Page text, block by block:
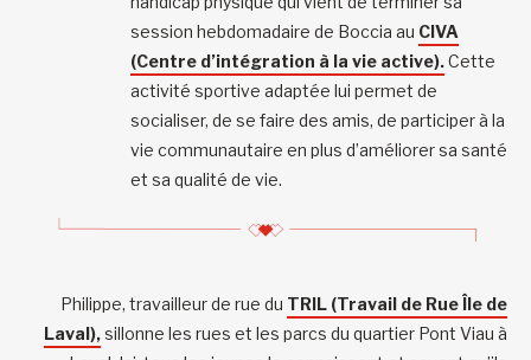
session hebdomadaire de Boccia au CIVA
(Centre d’intégration à la vie active).Cette
activité sportive adaptée lui permet de
socialiser, de se faire des amis, de participer à la
vie communautaire en plus d’améliorer sa santé
et sa qualité de vie.
Philippe, travailleur de rue du TRIL (Travail de Rue Île de
Laval),sillonne les rues et les parcs du quartier Pont Viau à